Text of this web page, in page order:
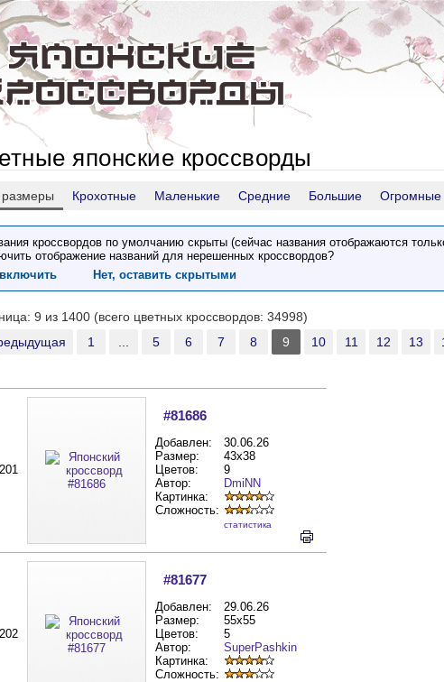
японские кроссворды
размеры Крохотные Маленькие Средние Большие Огромные
кроссвордов по умолчанию скрыты (сейчас названия отображаются
отображение названий для нерешенных кроссвордов?
Нет, оставить скрытыми
9 из 1400 (всего цветных кроссвордов: 34998)
1 5 6 7 8 9 10 11 12 13
201
#81686
Добавлен:
30.06.26
Размер:
43x38
Цветов:
9
Автор:
DmiNN
Картинка:
Сложность:
cтатистика
202
#81677
Добавлен:
29.06.26
Размер:
55x55
Цветов:
5
Автор:
SuperPashkin
Картинка:
Сложность: